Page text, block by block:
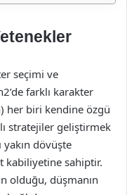
seçimi ve
farklı karakter
her biri kendine özgü
stratejiler geliştirmek
yakın dövüşte
kabiliyetine sahiptir.
olduğu, düşmanın